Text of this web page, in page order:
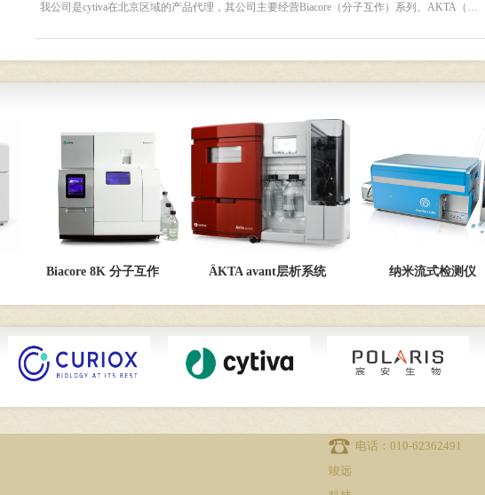
我公司是cytiva在北京区域的产品代理，其公司主要经营Biacore（分子互作）系列、AKTA（…
Biacore 8K 分子互作 ÄKTA avant层析系统 纳米流式检测仪
电话：010-62362491
竣远